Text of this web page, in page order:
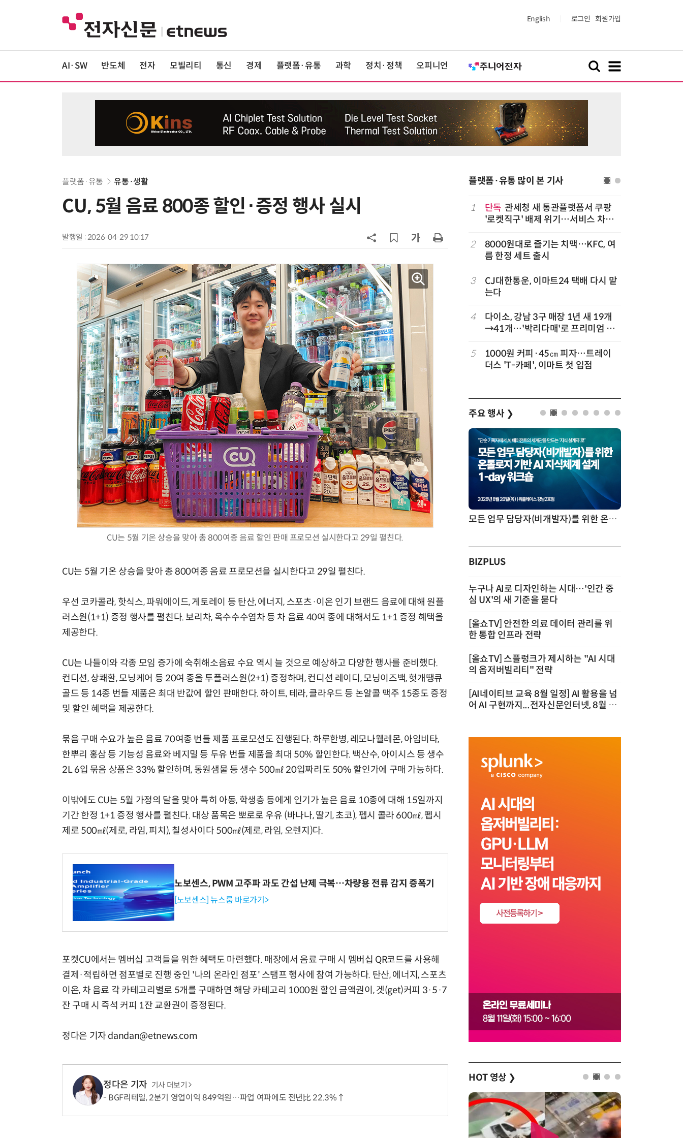
English 로그인 회원가입
AI·SW 반도체 전자 모빌리티 통신 경제 플랫폼·유통 과학 정치·정책 오피니언
플랫폼·유통 유통·생활
CU, 5월 음료 800종 할인·증정 행사 실시
발행일 : 2026-04-29 10:17
CU는 5월 기온 상승을 맞아 총 800여종 음료 할인 판매 프로모션 실시한다고 29일 펼친다.
CU는 5월 기온 상승을 맞아 총 800여종 음료 프로모션을 실시한다고 29일 펼친다.
우선 코카콜라, 핫식스, 파워에이드, 게토레이 등 탄산, 에너지, 스포츠·이온 인기 브랜드 음료에 대해 원플
러스원(1+1) 증정 행사를 펼친다. 보리차, 옥수수수염차 등 차 음료 40여 종에 대해서도 1+1 증정 혜택을
제공한다.
CU는 나들이와 각종 모임 증가에 숙취해소음료 수요 역시 늘 것으로 예상하고 다양한 행사를 준비했다.
컨디션, 상쾌환, 모닝케어 등 20여 종을 투플러스원(2+1) 증정하며, 컨디션 레이디, 모닝이즈백, 헛개땡큐
골드 등 14종 번들 제품은 최대 반값에 할인 판매한다. 하이트, 테라, 클라우드 등 논알콜 맥주 15종도 증정
및 할인 혜택을 제공한다.
묶음 구매 수요가 높은 음료 70여종 번들 제품 프로모션도 진행된다. 하루한병, 레모나웰레몬, 아임비타,
한뿌리 홍삼 등 기능성 음료와 베지밀 등 두유 번들 제품을 최대 50% 할인한다. 백산수, 아이시스 등 생수
2L 6입 묶음 상품은 33% 할인하며, 동원샘물 등 생수 500㎖ 20입짜리도 50% 할인가에 구매 가능하다.
이밖에도 CU는 5월 가정의 달을 맞아 특히 아동, 학생층 등에게 인기가 높은 음료 10종에 대해 15일까지
기간 한정 1+1 증정 행사를 펼친다. 대상 품목은 뽀로로 우유 (바나나, 딸기, 초코), 펩시 콜라 600㎖, 펩시
제로 500㎖(제로, 라임, 피치), 칠성사이다 500㎖(제로, 라임, 오렌지)다.
노보센스, PWM 고주파 과도 간섭 난제 극복…차량용 전류 감지 증폭기
[노보센스] 뉴스룸 바로가기>
포켓CU에서는 멤버십 고객들을 위한 혜택도 마련했다. 매장에서 음료 구매 시 멤버십 QR코드를 사용해
결제·적립하면 점포별로 진행 중인 '나의 온라인 점포' 스탬프 행사에 참여 가능하다. 탄산, 에너지, 스포츠
이온, 차 음료 각 카테고리별로 5개를 구매하면 해당 카테고리 1000원 할인 금액권이, 겟(get)커피 3·5·7
잔 구매 시 즉석 커피 1잔 교환권이 증정된다.
정다은 기자 dandan@etnews.com
정다은 기자 기사 더보기
BGF리테일, 2분기 영업이익 849억원…파업 여파에도 전년比 22.3%↑
플랫폼·유통 많이 본 기사
6
상생협력법 개정안 '플랫폼 이중족
“찰떡같이 알아듣네”…카카오, '카나
8
쿠팡Inc, 상반기 영업적자 1.2조 육
박…2년치 이익 넘어서
9
세븐일레븐, 해외 지역 명물 라면 판
매 300만개 돌파
10 우유 감산 협상 8월 말로 연장…산정
기준 놓고 '평행선'
1 단독 관세청 새 통관플랫폼서 쿠팡
'로켓직구' 배제 위기…서비스 차질
2
8000원대로 즐기는 치맥…KFC, 여
름 한정 세트 출시
3
CJ대한통운, 이마트24 택배 다시 맡
는다
4
다이소, 강남 3구 매장 1년 새 19개
→41개…'박리다매'로 프리미엄 상
5
1000원 커피·45㎝ 피자…트레이
더스 'T-카페', 이마트 첫 입점
주요 행사 ❯
AI × Design : UX 디자이너의 5가지 생존 전략과 실전 대응 모든 업무 담당자(비개발자)를 위한 온톨로지 기반 AI 지식체계 설계 1-day 워크숍
BIZPLUS
누구나 AI로 디자인하는 시대…'인간 중
심 UX'의 새 기준을 묻다
[올쇼TV] 안전한 의료 데이터 관리를 위
한 통합 인프라 전략
[올쇼TV] 스플렁크가 제시하는 "AI 시대
의 옵저버빌리티" 전략
[AI네이티브 교육 8월 일정] AI 활용을 넘
어 AI 구현까지...전자신문인터넷, 8월 실
HOT 영상 ❯